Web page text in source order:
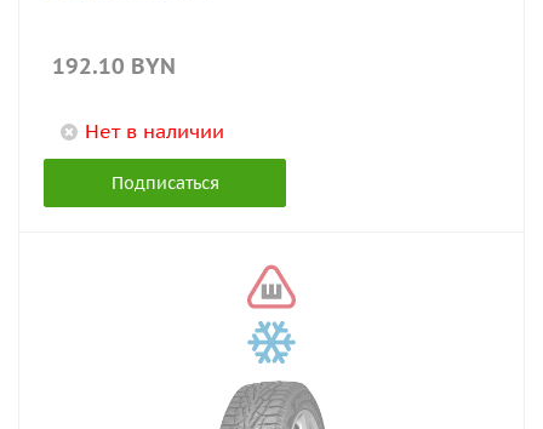
192.10 BYN
Нет в наличии
Подписаться